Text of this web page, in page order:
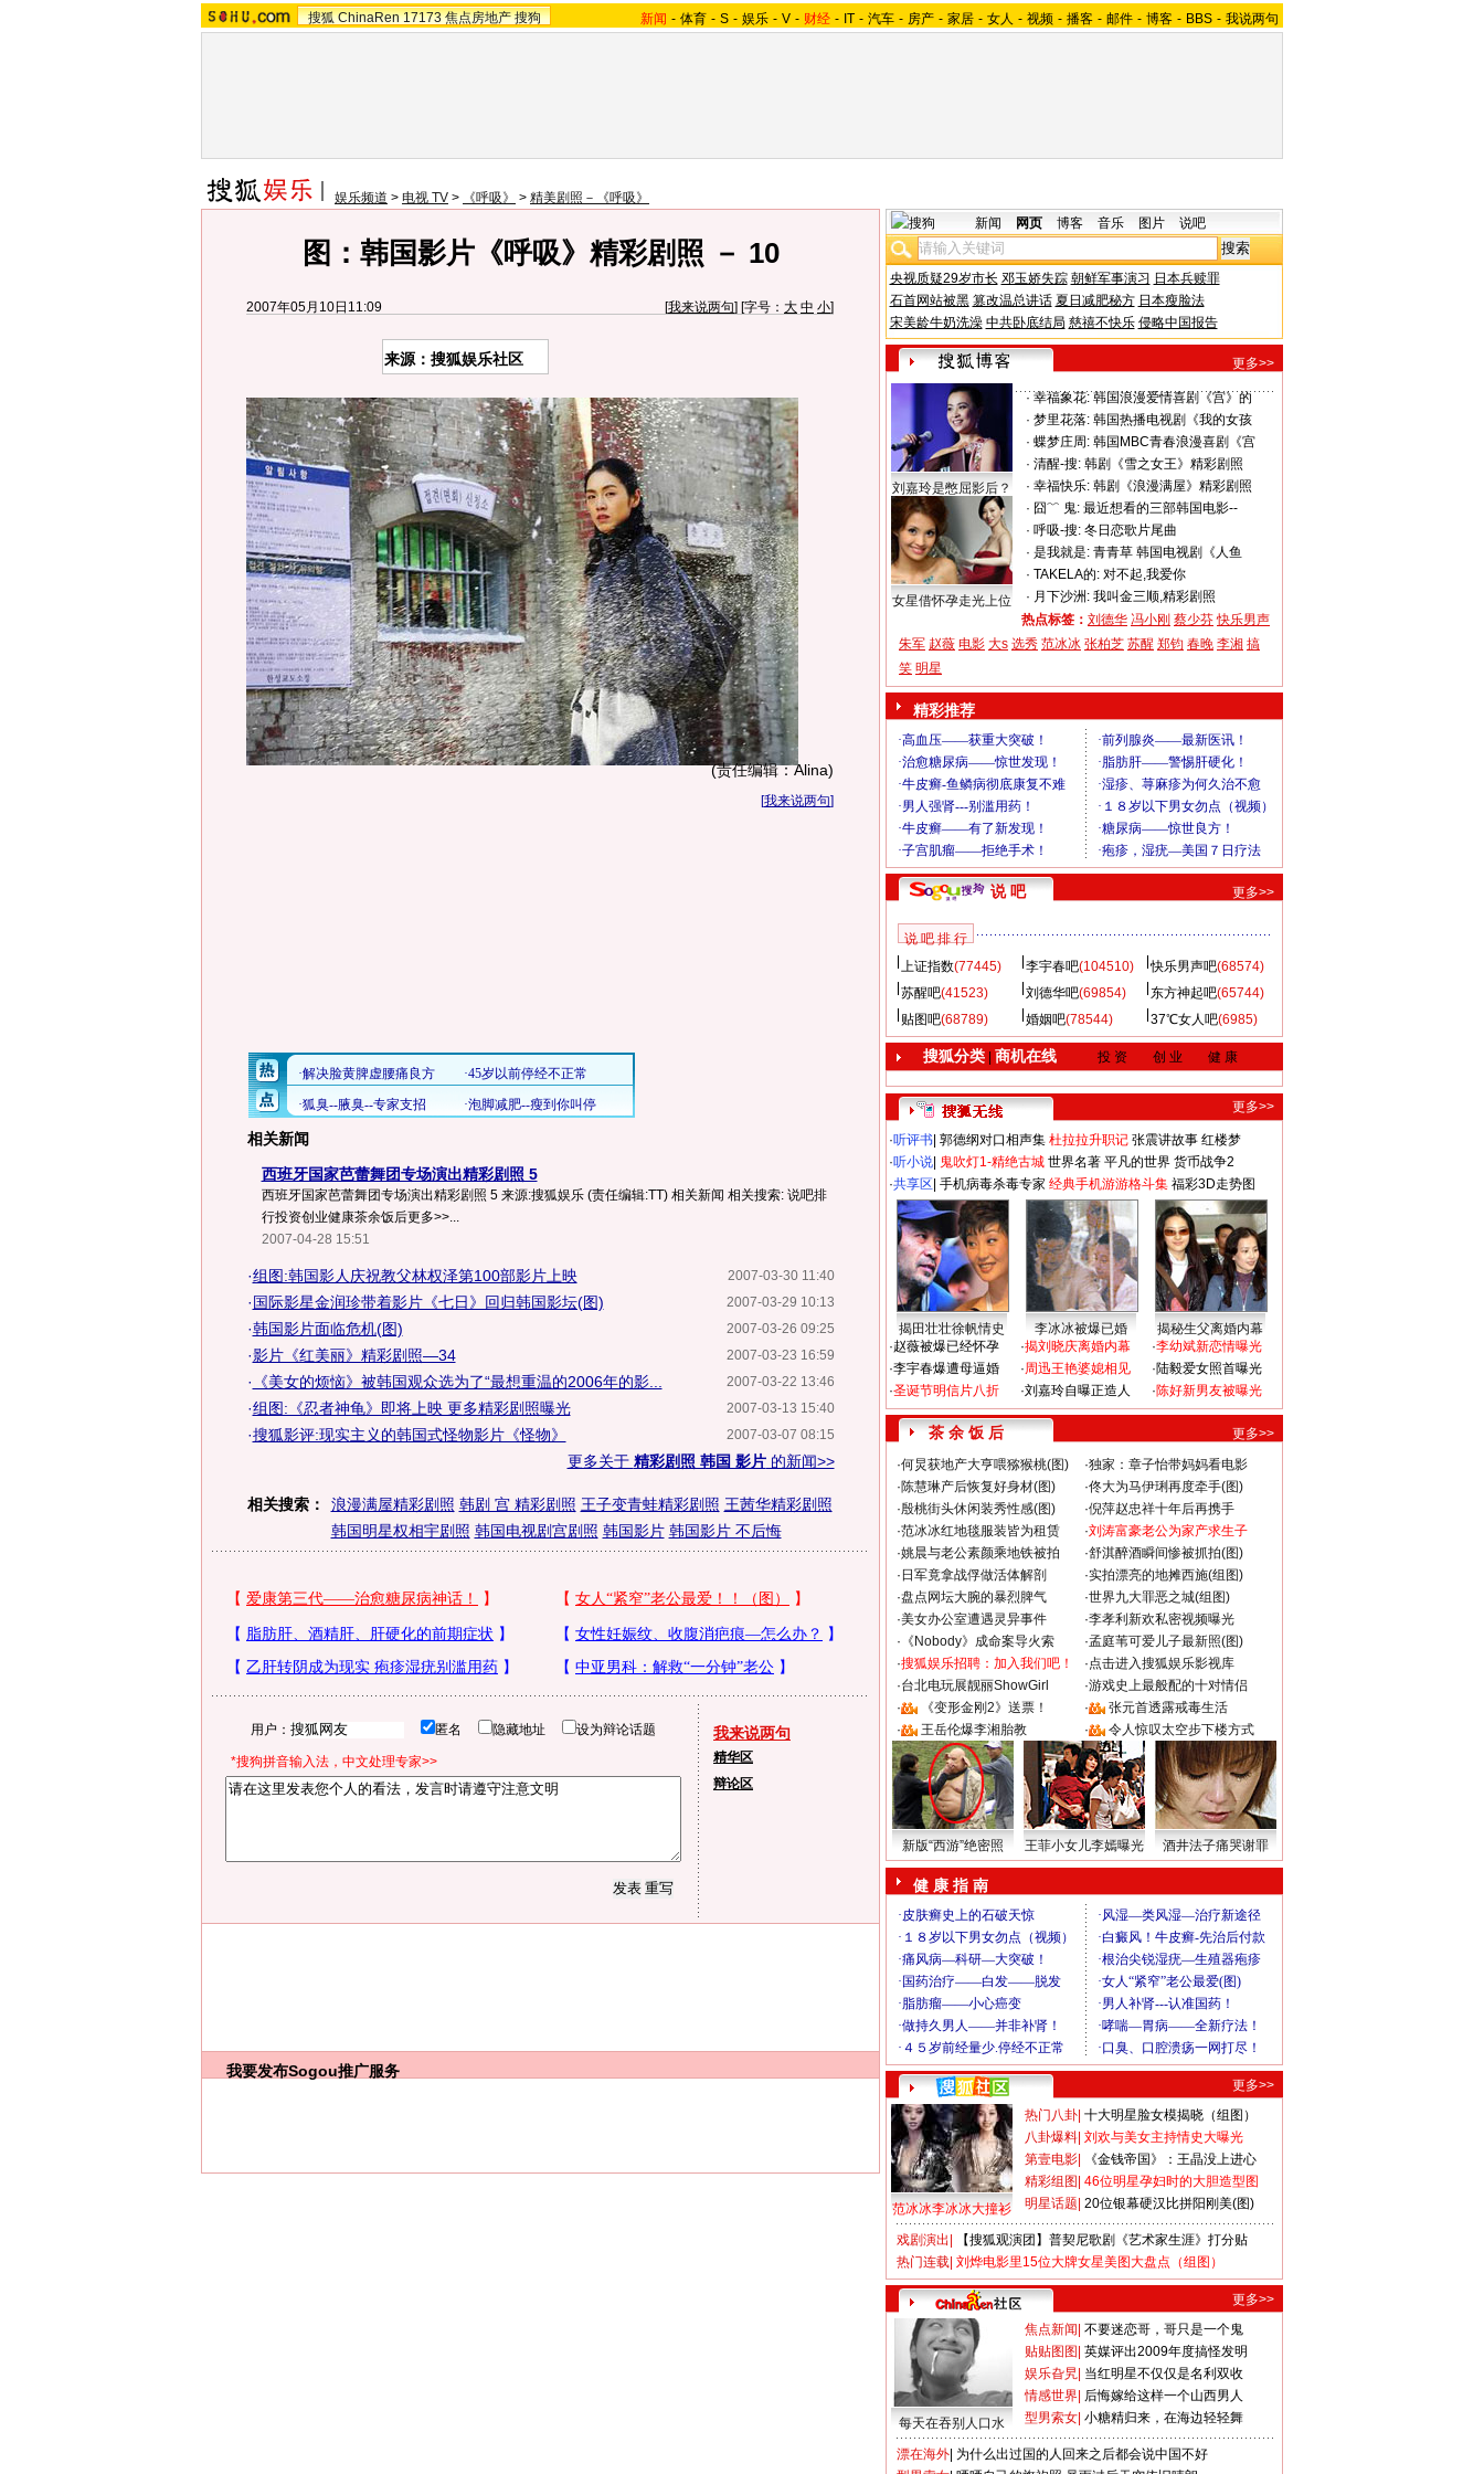
搜狐 ChinaRen 17173 焦点房地产 搜狗 新闻 - 体育 - S - 娱乐 - V - 财经 - IT - 汽车 - 房产 - 家居 - 女人 - 视频 - 播客 - 邮件 - 博客 - BBS - 我说两句
娱乐频道 > 电视 TV > 《呼吸》 > 精美剧照－《呼吸》
图：韩国影片《呼吸》精彩剧照 － 10
2007年05月10日11:09 [我来说两句] [字号： 大 中 小]
来源：搜狐娱乐社区
(责任编辑：Alina)
[我来说两句]
相关新闻
西班牙国家芭蕾舞团专场演出精彩剧照 5
西班牙国家芭蕾舞团专场演出精彩剧照 5 来源:搜狐娱乐 (责任编辑:TT) 相关新闻 相关搜索: 说吧排
行投资创业健康茶余饭后更多>>...
2007-04-28 15:51
2007-03-30 11:40
·组图:韩国影人庆祝教父林权泽第100部影片上映
2007-03-29 10:13
·国际影星金润珍带着影片《七日》回归韩国影坛(图)
2007-03-26 09:25
·韩国影片面临危机(图)
2007-03-23 16:59
·影片《红美丽》精彩剧照—34
2007-03-22 13:46
· 《美女的烦恼》被韩国观众选为了“最想重温的2006年的影...
2007-03-13 15:40
·组图:《忍者神龟》即将上映 更多精彩剧照曝光
2007-03-07 08:15
·搜狐影评:现实主义的韩国式怪物影片《怪物》
更多关于 精彩剧照 韩国 影片的新闻>>
相关搜索： 浪漫满屋精彩剧照 韩剧 宫 精彩剧照 王子变青蛙精彩剧照 王茜华精彩剧照
韩国明星权相宇剧照 韩国电视剧宫剧照 韩国影片 韩国影片 不后悔
用户： 匿名 隐藏地址 设为辩论话题
*搜狗拼音输入法，中文处理专家>>
我来说两句
精华区
辩论区
我要发布Sogou推广服务
新闻 网页 博客 音乐 图片 说吧
央视质疑29岁市长 邓玉娇失踪 朝鲜军事演习 日本兵赎罪
石首网站被黑 篡改温总讲话 夏日减肥秘方 日本瘦脸法
宋美龄牛奶洗澡 中共卧底结局 慈禧不快乐 侵略中国报告
更多>>
刘嘉玲是憋屈影后？
女星借怀孕走光上位
· 幸福象花: 韩国浪漫爱情喜剧《宫》的
· 梦里花落: 韩国热播电视剧《我的女孩
· 蝶梦庄周: 韩国MBC青春浪漫喜剧《宫
· 清醒-搜: 韩剧《雪之女王》精彩剧照
· 幸福快乐: 韩剧《浪漫满屋》精彩剧照
· 囧﹌ 鬼: 最近想看的三部韩国电影--
· 呼吸-搜: 冬日恋歌片尾曲
· 是我就是: 青青草 韩国电视剧《人鱼
· TAKELA的: 对不起,我爱你
· 月下沙洲: 我叫金三顺,精彩剧照
热点标签： 刘德华 冯小刚 蔡少芬 快乐男声
朱军 赵薇 电影 大s 选秀 范冰冰 张柏芝 苏醒 郑钧 春晚 李湘 搞
笑 明星
精彩推荐
说 吧 更多>>
说 吧 排 行
上证指数(77445) 李宇春吧(104510) 快乐男声吧(68574)
苏醒吧(41523) 刘德华吧(69854) 东方神起吧(65744)
贴图吧(68789) 婚姻吧(78544) 37℃女人吧(6985)
搜狐分类| 商机在线 投 资 创 业 健 康
更多>>
·听评书 郭德纲对口相声集 杜拉拉升职记 张震讲故事 红楼梦
·听小说 鬼吹灯1-精绝古城 世界名著 平凡的世界 货币战争2
·共享区 手机病毒杀毒专家 经典手机游游格斗集 福彩3D走势图
揭田壮壮徐帆情史 李冰冰被爆已婚
揭秘生父离婚内幕
·赵薇被爆已经怀孕
·李宇春爆遭母逼婚
·圣诞节明信片八折
·揭刘晓庆离婚内幕
·周迅王艳婆媳相见
·刘嘉玲自曝正造人
·李幼斌新恋情曝光
·陆毅爱女照首曝光
·陈好新男友被曝光
茶 余 饭 后
更多>>
·何炅获地产大亨喂猕猴桃(图) ·独家：章子怡带妈妈看电影
·陈慧琳产后恢复好身材(图) ·佟大为马伊琍再度牵手(图)
·殷桃街头休闲装秀性感(图) ·倪萍赵忠祥十年后再携手
·范冰冰红地毯服装皆为租赁 ·刘涛富豪老公为家产求生子
·姚晨与老公素颜乘地铁被拍 ·舒淇醉酒瞬间惨被抓拍(图)
· 日军竟拿战俘做活体解剖 ·实拍漂亮的地摊西施(组图)
·盘点网坛大腕的暴烈脾气 ·世界九大罪恶之城(组图)
·美女办公室遭遇灵异事件 ·李孝利新欢私密视频曝光
· 《Nobody》成命案导火索 ·孟庭苇可爱儿子最新照(图)
·搜狐娱乐招聘：加入我们吧！ ·点击进入搜狐娱乐影视库
·台北电玩展靓丽ShowGirl ·游戏史上最般配的十对情侣
·
《变形金刚2》送票！ ·
张元首透露戒毒生活
·
王岳伦爆李湘胎教 · 令人惊叹太空步下楼方式
新版“西游”绝密照 王菲小女儿李嫣曝光 酒井法子痛哭谢罪
健 康 指 南
更多>>
范冰冰李冰冰大撞衫
热门八卦 十大明星脸女模揭晓（组图）
八卦爆料 刘欢与美女主持情史大曝光
第壹电影
《金钱帝国》：王晶没上进心
精彩组图 46位明星孕妇时的大胆造型图
明星话题 20位银幕硬汉比拼阳刚美(图)
戏剧演出
【搜狐观演团】普契尼歌剧《艺术家生涯》打分贴
热门连载 刘烨电影里15位大牌女星美图大盘点（组图）
更多>>
每天在吞别人口水
焦点新闻 不要迷恋哥，哥只是一个鬼
贴贴图图 英媒评出2009年度搞怪发明
娱乐旮旯 当红明星不仅仅是名利双收
情感世界 后悔嫁给这样一个山西男人
型男索女 小糖精归来，在海边轻轻舞
漂在海外 为什么出过国的人回来之后都会说中国不好